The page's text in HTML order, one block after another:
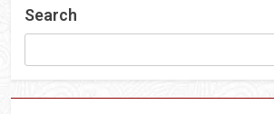
Search